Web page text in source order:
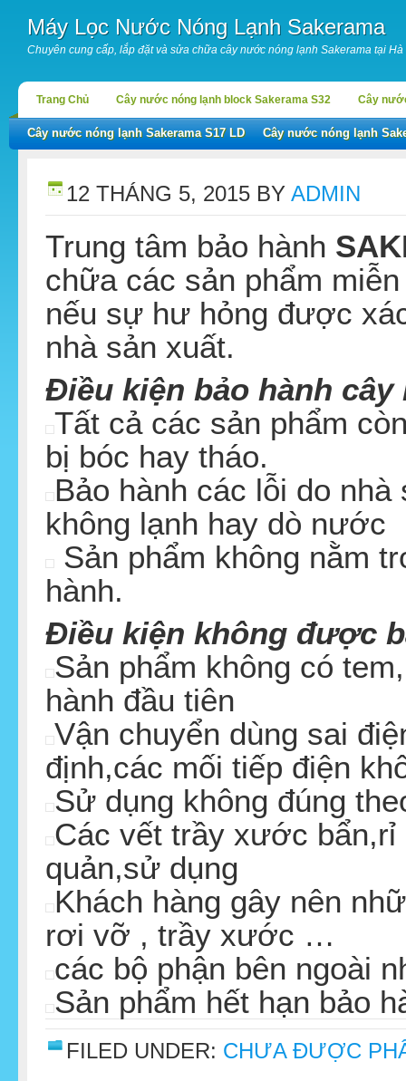
Máy Lọc Nước Nóng Lạnh Sakerama
Chuyên cung cấp, lắp đặt và sửa chữa cây nước nóng lạnh Sakerama tại Hà
Trang Chủ Cây nước nóng lạnh block Sakerama S32 Cây
Cây nước nóng lạnh Sakerama S17 LD Cây nước nóng lạnh
12 THÁNG 5, 2015 BY ADMIN
Trung tâm bảo hành
chữa các sản phẩm
nếu sự hư hỏng được
nhà sản xuất.
Điều kiện bảo hành
Tất cả các sản phẩm
bị bóc hay tháo.
Bảo hành các lỗi do
không lạnh hay dò nước
Sản phẩm không nằm
hành.
Điều kiện không được
Sản phẩm không có
hành đầu tiên
Vận chuyển dùng sai
định,các mối tiếp điện
Sử dụng không đúng
Các vết trầy xước bẩn,rỉ
quản,sử dụng
Khách hàng gây nên
rơi vỡ , trầy xước …
các bộ phận bên ngoài
Sản phẩm hết hạn bảo
FILED UNDER: CHƯA ĐƯỢC